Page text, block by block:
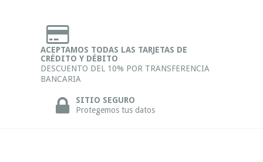
ACEPTAMOS TODAS LAS TARJETAS DE
CRÉDITO Y DÉBITO
DESCUENTO DEL 10% POR TRANSFERENCIA
BANCARIA
SITIO SEGURO
Protegemos tus datos